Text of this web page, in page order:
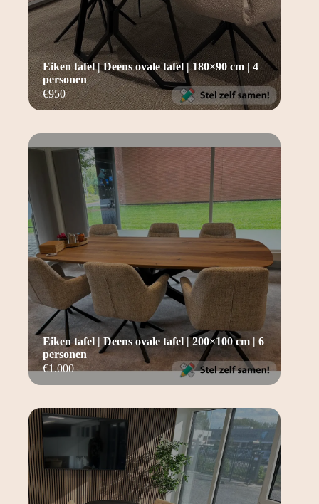
€950
Eiken tafel | Deens ovale tafel | 180×90 cm | 4
personen
€1.000
Eiken tafel | Deens ovale tafel | 200×100 cm | 6
personen